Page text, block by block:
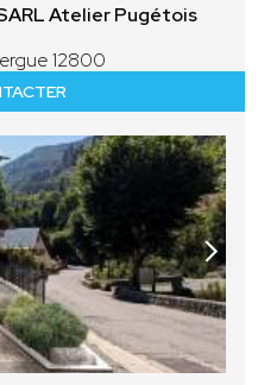
Atelier Pugétois
12800